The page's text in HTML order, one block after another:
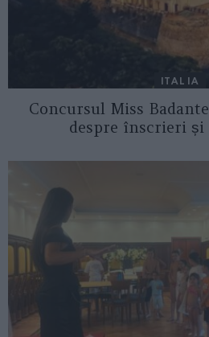
ITALIA
Concursul Miss
despre înscrieri